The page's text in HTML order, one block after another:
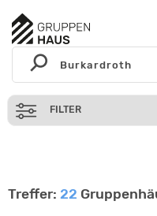
FILTER
Treffer: 22